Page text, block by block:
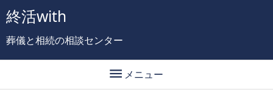
終活with
葬儀と相続の相談センター
 メニュー